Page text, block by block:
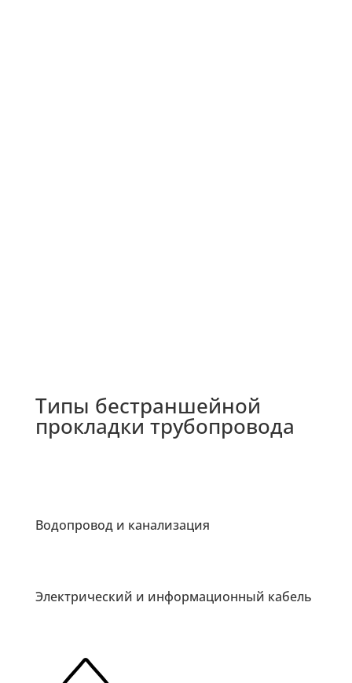
Типы бестраншейной
прокладки трубопровода
Водопровод и канализация
Электрический и информационный кабель